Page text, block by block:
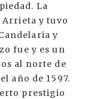
La
Arrieta y tuvo
y
fue y es un
al norte de
año de 1597.
prestigio